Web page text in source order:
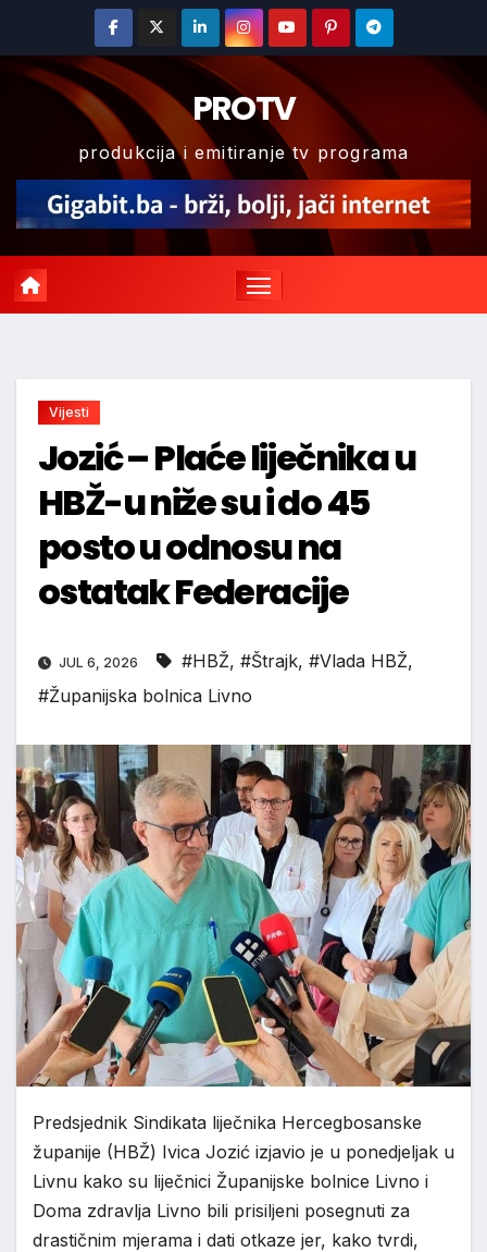
content
PROTV
produkcija i emitiranje tv programa
Vijesti
Jozić – Plaće liječnika u
HBŽ-u niže su i do 45
posto u odnosu na
ostatak Federacije
JUL 6, 2026 #HBŽ, #Štrajk, #Vlada HBŽ,
#Županijska bolnica Livno
Predsjednik Sindikata liječnika Hercegbosanske
županije (HBŽ) Ivica Jozić izjavio je u ponedjeljak u
Livnu kako su liječnici Županijske bolnice Livno i
Doma zdravlja Livno bili prisiljeni posegnuti za
drastičnim mjerama i dati otkaze jer, kako tvrdi,